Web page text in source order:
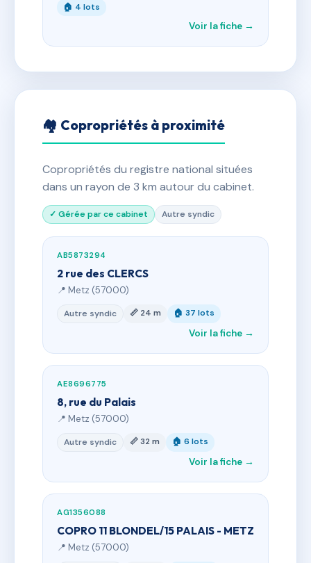
🏠 4 lots
Voir la fiche →
🏘 Copropriétés à proximité
Copropriétés du registre national situées
dans un rayon de 3 km autour du cabinet.
✓ Gérée par ce cabinet Autre syndic
AB5873294
2 rue des CLERCS
📍 Metz (57000)
Autre syndic 📏 24 m 🏠 37 lots
Voir la fiche →
AE8696775
8, rue du Palais
📍 Metz (57000)
Autre syndic 📏 32 m 🏠 6 lots
Voir la fiche →
AG1356088
COPRO 11 BLONDEL/15 PALAIS - METZ
📍 Metz (57000)